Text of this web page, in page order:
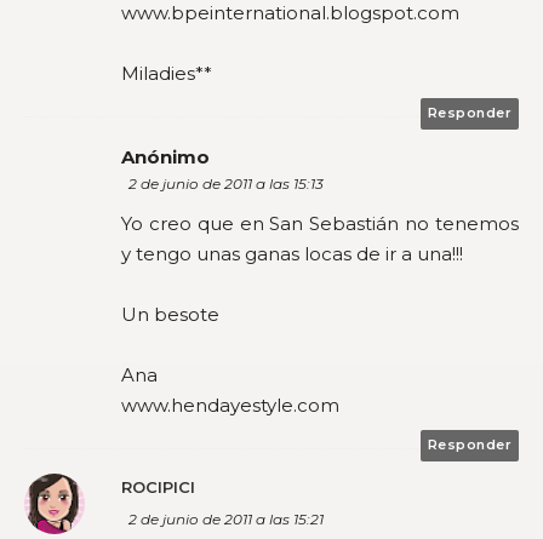
www.bpeinternational.blogspot.com
Miladies**
Responder
Anónimo
2 de junio de 2011 a las 15:13
Yo creo que en San Sebastián no tenemos
y tengo unas ganas locas de ir a una!!!
Un besote
Ana
www.hendayestyle.com
Responder
ROCIPICI
2 de junio de 2011 a las 15:21